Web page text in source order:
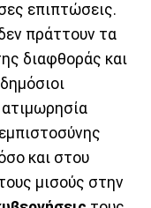
επιπτώσεις.
πράττουν τα
διαφθοράς και
ατιμωρησία
και στου
μισούς στην